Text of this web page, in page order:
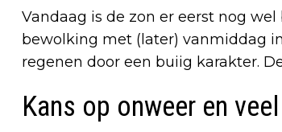
Vandaag is de zon er eerst nog
bewolking met (later) vanmiddag
regenen door een buiig karakter.
Kans op onweer en